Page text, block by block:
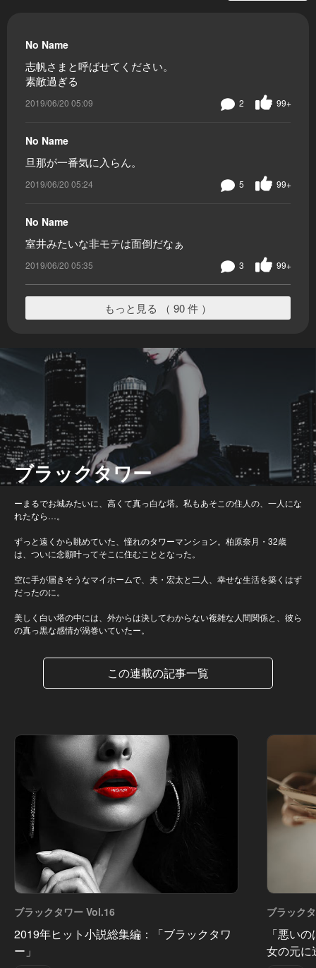
No Name
志帆さまと呼ばせてください。
素敵過ぎる
2019/06/20 05:09 99+
2
No Name
旦那が一番気に入らん。
2019/06/20 05:24 99+
5
No Name
室井みたいな非モテは面倒だなぁ
2019/06/20 05:35 99+
3
もっと見る （ 90 件 ）
ブラックタワー
ーまるでお城みたいに、高くて真っ白な塔。私もあそこの住人の、一人にな
れたなら…。
ずっと遠くから眺めていた、憧れのタワーマンション。柏原奈月・32歳
は、ついに念願叶ってそこに住むこととなった。
空に手が届きそうなマイホームで、夫・宏太と二人、幸せな生活を築くはず
だったのに。
美しく白い塔の中には、外からは決してわからない複雑な人間関係と、彼ら
の真っ黒な感情が渦巻いていたー。
この連載の記事一覧
ブラックタワー Vol.16
2019年ヒット小説総集編：「ブラックタワ
ー」
ブラック
「悪い
女の元に